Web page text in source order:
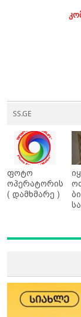
SS.GE
ფოტო
ოპერატორის
( დამხმარე )